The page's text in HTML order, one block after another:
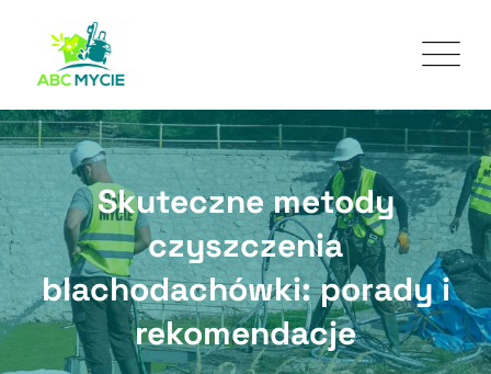
Skuteczne metody
czyszczenia
blachodachówki: porady i
rekomendacje